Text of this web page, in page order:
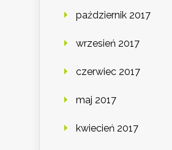
październik 2017
wrzesień 2017
czerwiec 2017
maj 2017
kwiecień 2017